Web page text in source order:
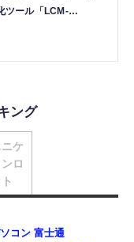
ツール「LCM-
ング
コン 富士通
ケ
ロ